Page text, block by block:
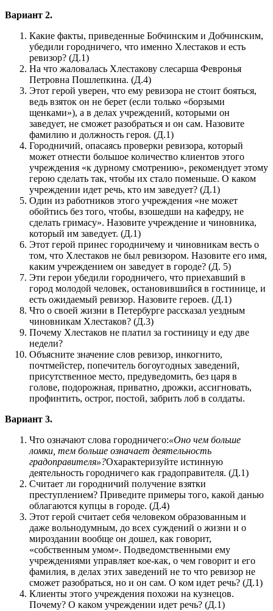
Вариант 2.
Какие факты, приведенные Бобчинским и Добчинским,
убедили городничего, что именно Хлестаков и есть
ревизор? (Д.1)
На что жаловалась Хлестакову слесарша Февронья
Петровна Пошлепкина. (Д.4)
Этот герой уверен, что ему ревизора не стоит бояться,
ведь взяток он не берет (если только «борзыми
щенками»), а в делах учреждений, которыми он
заведует, не сможет разобраться и он сам. Назовите
фамилию и должность героя. (Д.1)
Городничий, опасаясь проверки ревизора, который
может отнести большое количество клиентов этого
учреждения «к дурному смотрению», рекомендует этому
герою сделать так, чтобы их стало поменьше. О каком
учреждении идет речь, кто им заведует? (Д.1)
Один из работников этого учреждения «не может
обойтись без того, чтобы, взошедши на кафедру, не
сделать гримасу». Назовите учреждение и чиновника,
который им заведует. (Д.1)
Этот герой принес городничему и чиновникам весть о
том, что Хлестаков не был ревизором. Назовите его имя,
каким учреждением он заведует в городе? (Д. 5)
Эти герои убедили городничего, что приехавший в
город молодой человек, остановившийся в гостинице, и
есть ожидаемый ревизор. Назовите героев. (Д.1)
Что о своей жизни в Петербурге рассказал уездным
чиновникам Хлестаков? (Д.3)
Почему Хлестаков не платил за гостиницу и еду две
недели?
Объясните значение слов ревизор, инкогнито,
почтмейстер, попечитель богоугодных заведений,
присутственное место, предуведомить, без царя в
голове, подорожная, приватно, дрожки, ассигновать,
профинтить, острог, постой, забрить лоб в солдаты.
Вариант 3.
Что означают слова городничего:«Оно чем больше
ломки, тем больше означает деятельность
градоправителя»?Охарактеризуйте истинную
деятельность городничего как градоправителя. (Д.1)
Считает ли городничий получение взятки
преступлением? Приведите примеры того, какой данью
облагаются купцы в городе. (Д.4)
Этот герой считает себя человеком образованным и
даже вольнодумным, до всех суждений о жизни и о
мироздании вообще он дошел, как говорит,
«собственным умом». Подведомственными ему
учреждениями управляет кое-как, о чем говорит и его
фамилия, в делах этих заведений не то что ревизор не
сможет разобраться, но и он сам. О ком идет речь? (Д.1)
Клиенты этого учреждения похожи на кузнецов.
Почему? О каком учреждении идет речь? (Д.1)